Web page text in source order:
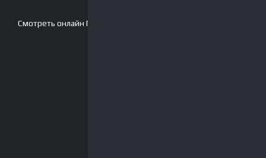
Смотреть онлайн Плеер-2